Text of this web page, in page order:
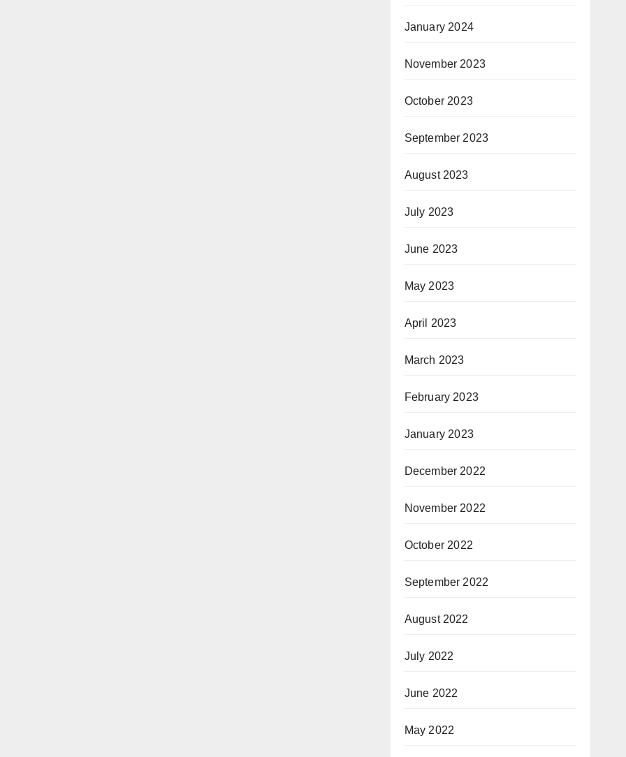
January 2024
November 2023
October 2023
September 2023
August 2023
July 2023
June 2023
May 2023
April 2023
March 2023
February 2023
January 2023
December 2022
November 2022
October 2022
September 2022
August 2022
July 2022
June 2022
May 2022